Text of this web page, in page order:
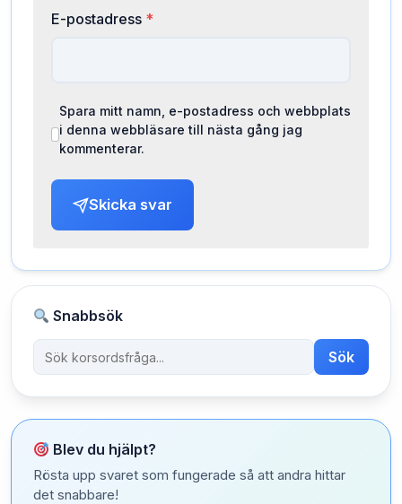
E-postadress *
Spara mitt namn, e-postadress och webbplats
i denna webbläsare till nästa gång jag
kommenterar.
Skicka svar
Snabbsök
Sök
Blev du hjälpt?
Rösta upp svaret som fungerade så att andra hittar
det snabbare!